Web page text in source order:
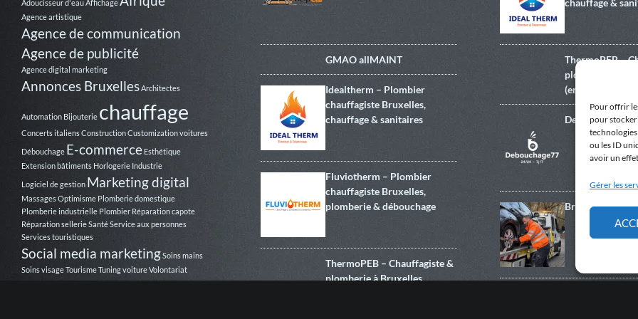
Pour offrir
pour stocker
ou les ID
avoir un
Gérer les
Adoucisseur d'eauAffichage
Agence artistique
Agence de communication
Agence de publicité
Agence digital marketing
Annonces BruxellesArchitectes
Automation Bijouterie chauffage
Concerts italiensConstructionCustomization voitures
Débouchage E-commerce Esthétique
Extension bâtiments Horlogerie Industrie
Logiciel de gestion Marketing digital
MassagesOptimisme Plomberie domestique
Plomberie industrielle Plombier Réparation capote
Réparation sellerieSantéService aux personnes
Services touristiques
Social media marketingSoins mains
Soins visageTourismeTuning voitureVolontariat
Webmarketing
GMAO allMAINT
Idealtherm – Plombier
chauffagiste Bruxelles,
chauffage & sanitaires
Fluviotherm – Plombier
chauffagiste Bruxelles,
plomberie & débouchage
ThermoPEB – Chauffagiste &
plomberie à Bruxelles
ThermoPEB –
plomberie à
(entretien,
Debouchage77
Bruxelles Car